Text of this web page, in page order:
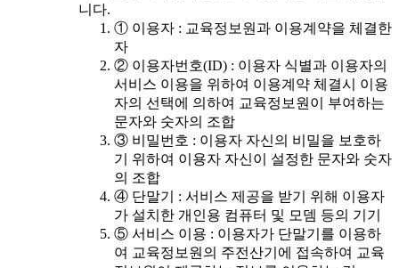
니다.
① 이용자 : 교육정보원과 이용계약을 체결한
자
② 이용자번호(ID) : 이용자 식별과 이용자의
서비스 이용을 위하여 이용계약 체결시 이용
자의 선택에 의하여 교육정보원이 부여하는
문자와 숫자의 조합
③ 비밀번호 : 이용자 자신의 비밀을 보호하
기 위하여 이용자 자신이 설정한 문자와 숫자
의 조합
④ 단말기 : 서비스 제공을 받기 위해 이용자
가 설치한 개인용 컴퓨터 및 모뎀 등의 기기
⑤ 서비스 이용 : 이용자가 단말기를 이용하
여 교육정보원의 주전산기에 접속하여 교육